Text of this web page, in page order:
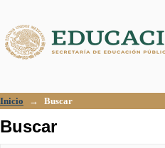
Inicio → Buscar
Buscar